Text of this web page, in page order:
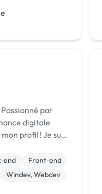
IA
par
digitale
profil ! Je suis
et une
développement
end
Front-end
Windev, Webdev